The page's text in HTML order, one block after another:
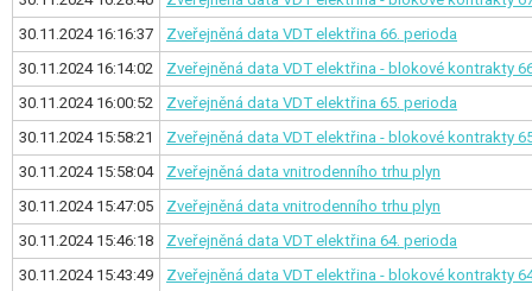
30.11.2024 16:16:37
Zveřejněná data VDT elektřina 66. perioda
30.11.2024 16:14:02
Zveřejněná data VDT elektřina - blokové kontrakty
30.11.2024 16:00:52
Zveřejněná data VDT elektřina 65. perioda
30.11.2024 15:58:21
Zveřejněná data VDT elektřina - blokové kontrakty
30.11.2024 15:58:04
Zveřejněná data vnitrodenního trhu plyn
30.11.2024 15:47:05
Zveřejněná data vnitrodenního trhu plyn
30.11.2024 15:46:18
Zveřejněná data VDT elektřina 64. perioda
30.11.2024 15:43:49
Zveřejněná data VDT elektřina - blokové kontrakty